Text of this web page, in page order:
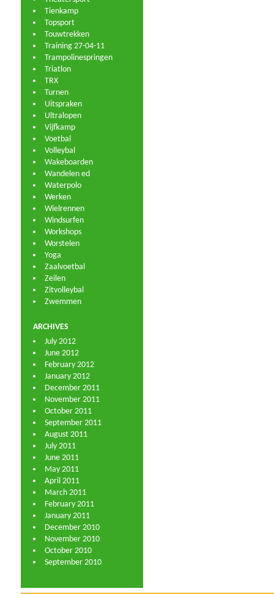
Tienkamp
Topsport
Touwtrekken
Training 27-04-11
Trampolinespringen
Triatlon
TRX
Turnen
Uitspraken
Ultralopen
Vijfkamp
Voetbal
Volleybal
Wakeboarden
Wandelen ed
Waterpolo
Werken
Wielrennen
Windsurfen
Workshops
Worstelen
Yoga
Zaalvoetbal
Zeilen
Zitvolleybal
Zwemmen
ARCHIVES
July 2012
June 2012
February 2012
January 2012
December 2011
November 2011
October 2011
September 2011
August 2011
July 2011
June 2011
May 2011
April 2011
March 2011
February 2011
January 2011
December 2010
November 2010
October 2010
September 2010